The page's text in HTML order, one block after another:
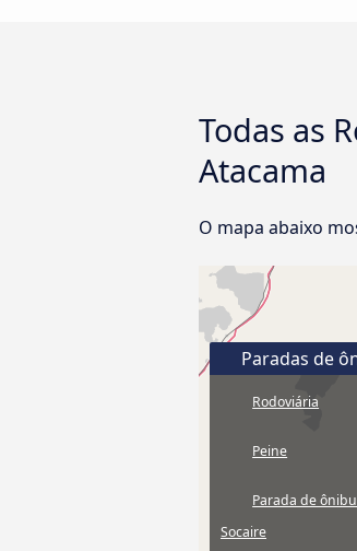
Todas as
Atacama
O mapa abaixo
Paradas de
Rodoviária
Peine
Parada de
Socaire